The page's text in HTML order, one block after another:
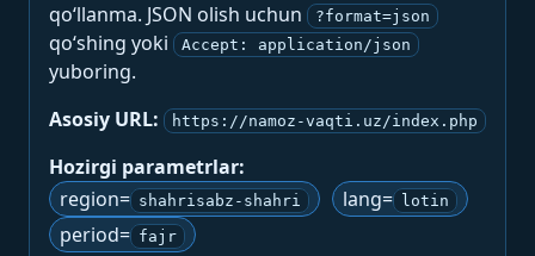
qo‘llanma. JSON olish uchun
?format=json
qo‘shing yoki Accept: application/json
yuboring.
Asosiy URL:
https://namoz-vaqti.uz/index.php
Hozirgi parametrlar:
region= shahrisabz-shahri lang= lotin
period= fajr